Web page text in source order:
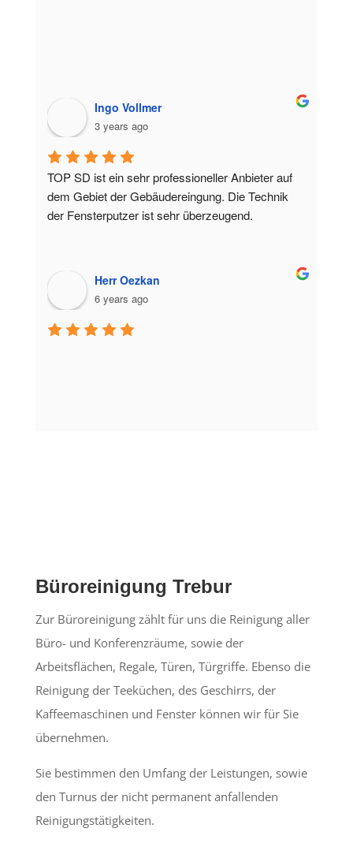
Ingo Vollmer
3 years ago
TOP SD ist ein sehr professioneller Anbieter auf
dem Gebiet der Gebäudereingung. Die Technik
der Fensterputzer ist sehr überzeugend.
Herr Oezkan
6 years ago
Büroreinigung Trebur
Zur Büroreinigung zählt für uns die Reinigung aller
Büro- und Konferenzräume, sowie der
Arbeitsflächen, Regale, Türen, Türgriffe. Ebenso die
Reinigung der Teeküchen, des Geschirrs, der
Kaffeemaschinen und Fenster können wir für Sie
übernehmen.
Sie bestimmen den Umfang der Leistungen, sowie
den Turnus der nicht permanent anfallenden
Reinigungstätigkeiten.